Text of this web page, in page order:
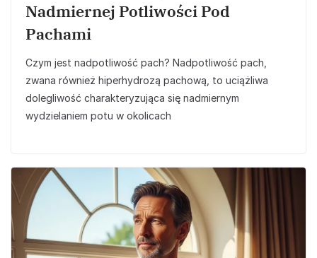
Nadmiernej Potliwości Pod
Pachami
Czym jest nadpotliwość pach? Nadpotliwość pach,
zwana również hiperhydrozą pachową, to uciążliwa
dolegliwość charakteryzująca się nadmiernym
wydzielaniem potu w okolicach